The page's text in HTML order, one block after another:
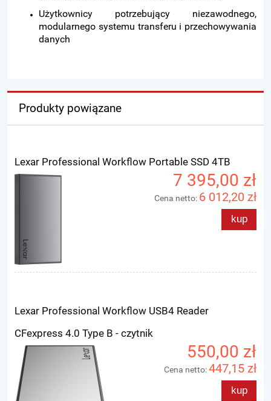
Użytkownicy potrzebujący niezawodnego,
modularnego systemu transferu i przechowywania
danych
Produkty powiązane
Lexar Professional Workflow Portable SSD 4TB
7 395,00 zł
Cena netto: 6 012,20 zł
kup
Lexar Professional Workflow USB4 Reader
CFexpress 4.0 Type B - czytnik
550,00 zł
Cena netto:447,15 zł
kup